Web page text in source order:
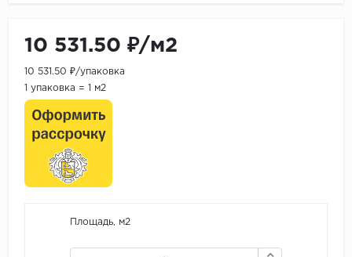
10 531.50 ₽/м2
10 531.50 ₽/упаковка
1 упаковка = 1 м2
Площадь, м2